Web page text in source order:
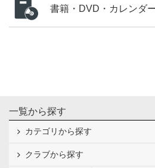
書籍・DVD・カレンダ
一覧から探す
カテゴリから探す
クラブから探す